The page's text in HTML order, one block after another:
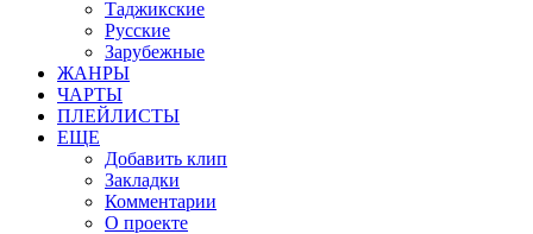
Таджикские
Русские
Зарубежные
ЖАНРЫ
ЧАРТЫ
ПЛЕЙЛИСТЫ
ЕЩЕ
Добавить клип
Закладки
Комментарии
О проекте